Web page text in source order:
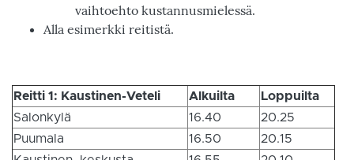
vaihtoehto kustannusmielessä.
Alla esimerkki reitistä.
Reitti 1: Kaustinen-Veteli Alkuilta
Loppuilta
Salonkylä
16.40
20.25
Puumala
16.50
20.15